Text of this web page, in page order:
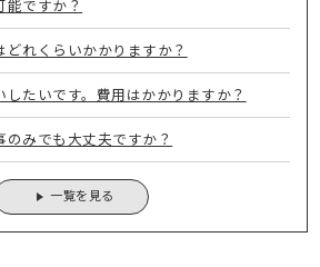
能ですか？
どれくらいかかりますか？
たいです。費用はかかりますか？
のみでも大丈夫ですか？
一覧を見る